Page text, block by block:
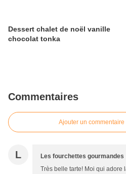
Dessert chalet de noël vanille
chocolat tonka
Commentaires
Ajouter un commentaire
L Les fourchettes gourmandes
Très belle tarte! Moi qui adore